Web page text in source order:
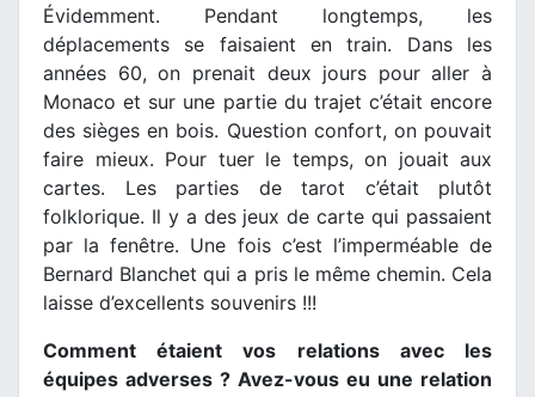
Évidemment. Pendant longtemps, les
déplacements se faisaient en train. Dans les
années 60, on prenait deux jours pour aller à
Monaco et sur une partie du trajet c’était encore
des sièges en bois. Question confort, on pouvait
faire mieux. Pour tuer le temps, on jouait aux
cartes. Les parties de tarot c’était plutôt
folklorique. Il y a des jeux de carte qui passaient
par la fenêtre. Une fois c’est l’imperméable de
Bernard Blanchet qui a pris le même chemin. Cela
laisse d’excellents souvenirs !!!
Comment étaient vos relations avec les
équipes adverses ? Avez-vous eu une relation